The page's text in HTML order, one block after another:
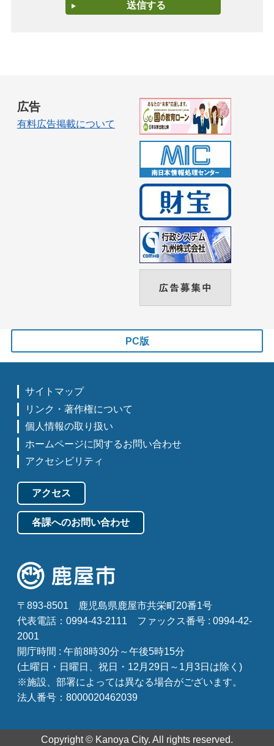
広告
有料広告掲載について
PC版
サイトマップ
リンク・著作権について
個人情報の取り扱い
ホームページに関するお問い合わせ
アクセシビリティ
アクセス
各課へのお問い合わせ
〒893-8501
鹿児島県鹿屋市共栄町20番1号
代表電話：0994-43-2111
ファックス番号 : 0994-42-
2001
開庁時間 : 午前8時30分～午後5時15分
(土曜日・日曜日、祝日・12月29日～1月3日は除く)
※施設、部署によっては異なる場合がございます。
法人番号：8000020462039
Copyright © Kanoya City. All rights reserved.